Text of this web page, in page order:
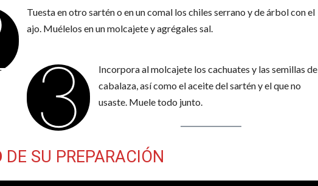
Tuesta en otro sartén o en un comal los chiles serrano y de árbol con el
ajo. Muélelos en un molcajete y agrégales sal.
3
Incorpora al molcajete los cachuates y las semillas de
cabalaza, así como el aceite del sartén y el que no
usaste. Muele todo junto.
DE SU PREPARACIÓN